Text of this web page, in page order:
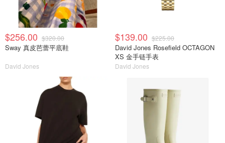
$256.00 $320.00
Sway 真皮芭蕾平底鞋
David Jones
$139.00 $225.00
David Jones Rosefield OCTAGON
XS 金手链手表
David Jones